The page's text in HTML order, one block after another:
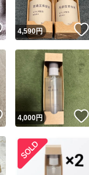
いいね！
4,590円
いいね！
4,000円